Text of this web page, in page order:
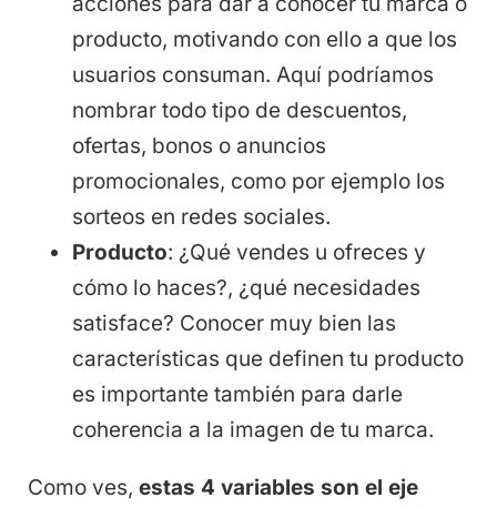
producto, motivando con ello a que los
usuarios consuman. Aquí podríamos
nombrar todo tipo de descuentos,
ofertas, bonos o anuncios
promocionales, como por ejemplo los
sorteos en redes sociales.
Producto: ¿Qué vendes u ofreces y
cómo lo haces?, ¿qué necesidades
satisface? Conocer muy bien las
características que definen tu producto
es importante también para darle
coherencia a la imagen de tu marca.
Como ves, estas 4 variables son el eje